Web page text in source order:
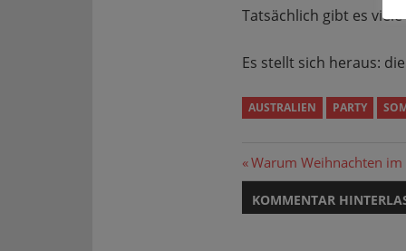
Tatsächlich gibt es
Es stellt sich heraus:
AUSTRALIEN PARTY
Vorheriger
Beitrag:
Warum Weihnachten
KOMMENTAR